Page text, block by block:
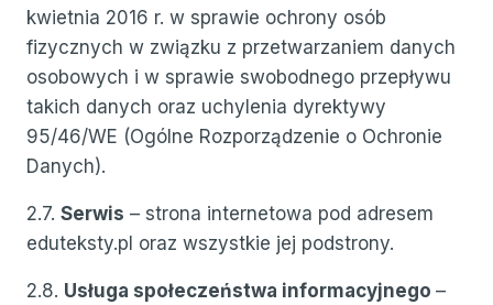
kwietnia 2016 r. w sprawie ochrony osób
fizycznych w związku z przetwarzaniem danych
osobowych i w sprawie swobodnego przepływu
takich danych oraz uchylenia dyrektywy
95/46/WE (Ogólne Rozporządzenie o Ochronie
Danych).
2.7. Serwis – strona internetowa pod adresem
eduteksty.pl oraz wszystkie jej podstrony.
2.8. Usługa społeczeństwa informacyjnego –